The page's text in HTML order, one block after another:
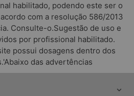
habilitado, podendo este ser o
com a resolução 586/2013
Consulte-o.Sugestão de uso e
por profissional habilitado.
possui dosagens dentro dos
das advertências